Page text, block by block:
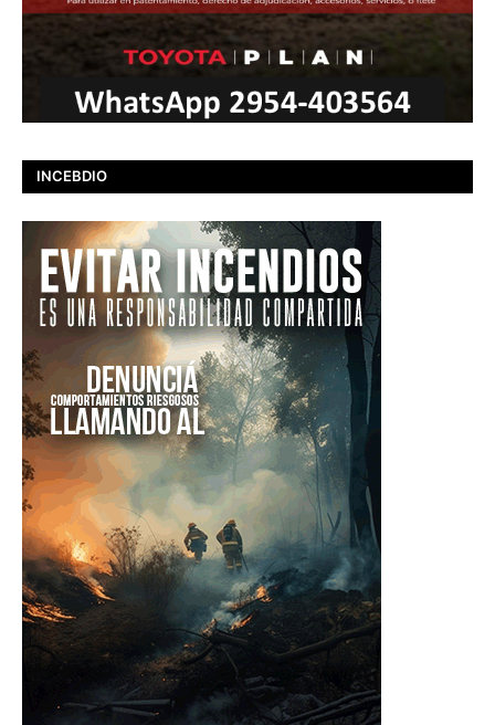
INCEBDIO